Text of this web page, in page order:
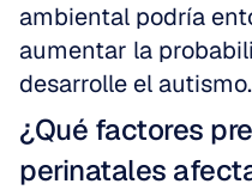
ambiental podría
aumentar la
desarrolle el autismo.
¿Qué factores
perinatales